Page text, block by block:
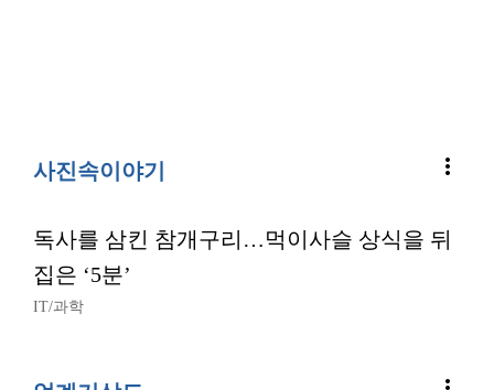
사진속이야기 more_vert
독사를 삼킨 참개구리…먹이사슬 상식을 뒤
집은 ‘5분’
IT/과학